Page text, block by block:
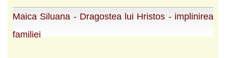
Maica Siluana - Dragostea lui Hristos - implinirea
familiei